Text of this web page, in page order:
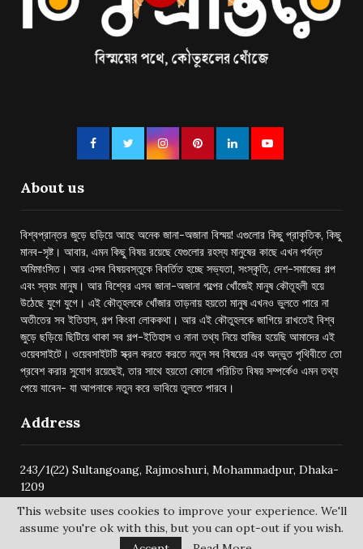
About us
বিশ্বপ্রান্তর জুড়ে ছড়িয়ে আছে অনেক জানা-অজানা বিস্ময়! এগুলোর কিছু প্রাকৃতিক, কিছু
মানব-সৃষ্ট। আবার, এমন কিছু বিষয় রয়েছে যেগুলোর রহস্য মানুষের কাছে এখন পর্যন্ত
অমিমাংসিত। আর এসব বিষয়বস্তুকে বিবর্তিত হচ্ছে সভ্যতা, সংস্কৃতি, দেশ-সমাজের গল্প
এবং স্বয়ং মানুষ। আর বিশ্বের এসব জানা-অজানা গল্পের খোঁজেই মানুষ কৌতূহলী হয়ে
উঠেছে যুগে যুগে। এই কৌতূহলকে খোঁজার তাড়নায় হয়তো মানুষ এখনও ভুলতে পারে না
অতীতের সব ইতিহাস, গল্প কিংবা লোককথা। আর এই কৌতুহলকে জাগিয়ে রাখতেই বিশ্ব
জুড়ে ছড়িয়ে ছিটিয়ে থাকা সব গল্প-ইতিহাস ও নানা তথ্য নিয়ে হাজির হয়েছি আমাদের এই
ওয়েবসাইটে। ওয়েবসাইটটি স্ক্রল করতে করতে নতুন সব বিষয়ের এক অদ্ভুত পৃথিবীতে তো
প্রবেশ করার সুযোগ রয়েছেই, তার সাথে হয়তো কোনো পরিচিত বিষয় সম্পর্কেও এমন তথ্য
পেয়ে যাবেন- যা আপনাকে নতুন করে ভাবিয়ে তুলতে পারবে।
Address
243/1(22) Sultangoang, Rajmoshuri, Mohammadpur, Dhaka-
1209
This website uses cookies to improve your experience. We'll
assume you're ok with this, but you can opt-out if you wish.